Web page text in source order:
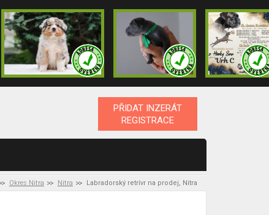
PŘIDAT INZERÁT
REGISTRACE
Okres Nitra Nitra Labradorský retrívr na prodej, Nitra